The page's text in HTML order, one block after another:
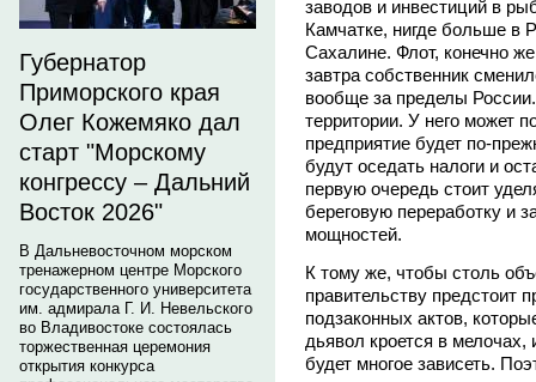
Губернатор
Приморского края
Олег Кожемяко дал
старт "Морскому
конгрессу – Дальний
Восток 2026"
В Дальневосточном морском
тренажерном центре Морского
государственного университета
им. адмирала Г. И. Невельского
во Владивостоке состоялась
торжественная церемония
открытия конкурса
заводов и инвестиций в
Камчатке, нигде больше в
Сахалине. Флот, конечно
завтра собственник
вообще за пределы
территории. У него может
предприятие будет по-
будут оседать налоги и
первую очередь стоит
береговую переработку и
мощностей.
К тому же, чтобы столь
правительству предстоит
подзаконных актов,
дьявол кроется в мелочах,
будет многое зависеть.